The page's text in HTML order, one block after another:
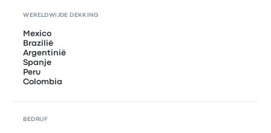
WERELDWIJDE DEKKING
Mexico
Brazilië
Argentinië
Spanje
Peru
Colombia
BEDRIJF